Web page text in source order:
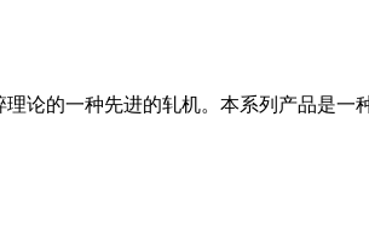
论的一种先进的轧机。本系列产品是一